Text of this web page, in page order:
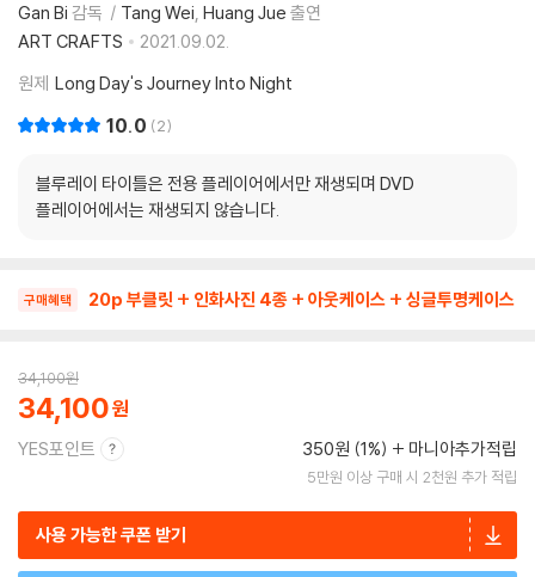
Gan Bi 감독 Tang Wei Huang Jue 출연
ART CRAFTS
2021.09.02.
원제 Long Day's Journey Into Night
10.0 2
블루레이 타이틀은 전용 플레이어에서만 재생되며 DVD
플레이어에서는 재생되지 않습니다.
구매혜택 20p 부클릿 + 인화사진 4종 + 아웃케이스 + 싱글투명케이스
34,100원
34,100
YES포인트 350원 (1%) 마니아추가적립
5만원 이상 구매 시 2천원 추가 적립
사용 가능한 쿠폰 받기